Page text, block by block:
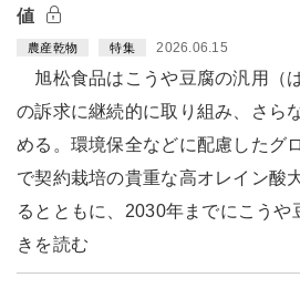
値
農産乾物 特集 2026.06.15
旭松食品はこうや豆腐の汎用（
の訴求に継続的に取り組み、さら
める。環境保全などに配慮したグ
で契約栽培の貴重な高オレイン酸
るとともに、2030年までにこう
きを読む